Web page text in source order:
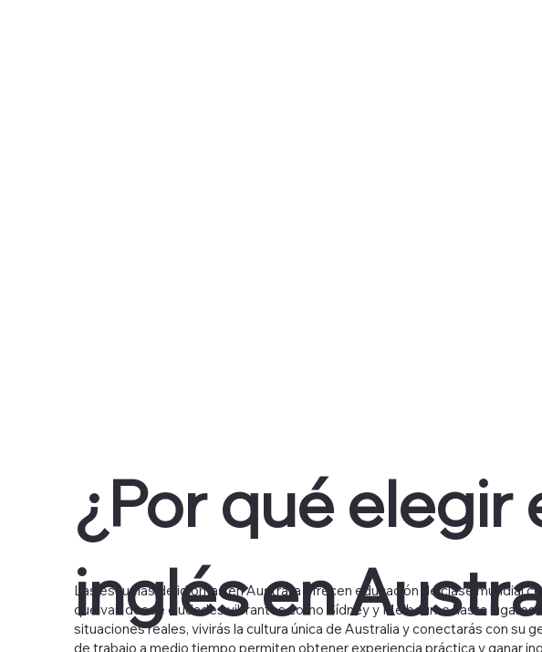
¿Por qué elegir
inglés en
Las escuelas de idiomas en Australia ofrecen educación de clase mundial
que van desde ciudades vibrantes como Sídney y Melbourne hasta
situaciones reales, vivirás la cultura única de Australia y conectarás con su
de trabajo a medio tiempo permiten obtener experiencia práctica y ganar